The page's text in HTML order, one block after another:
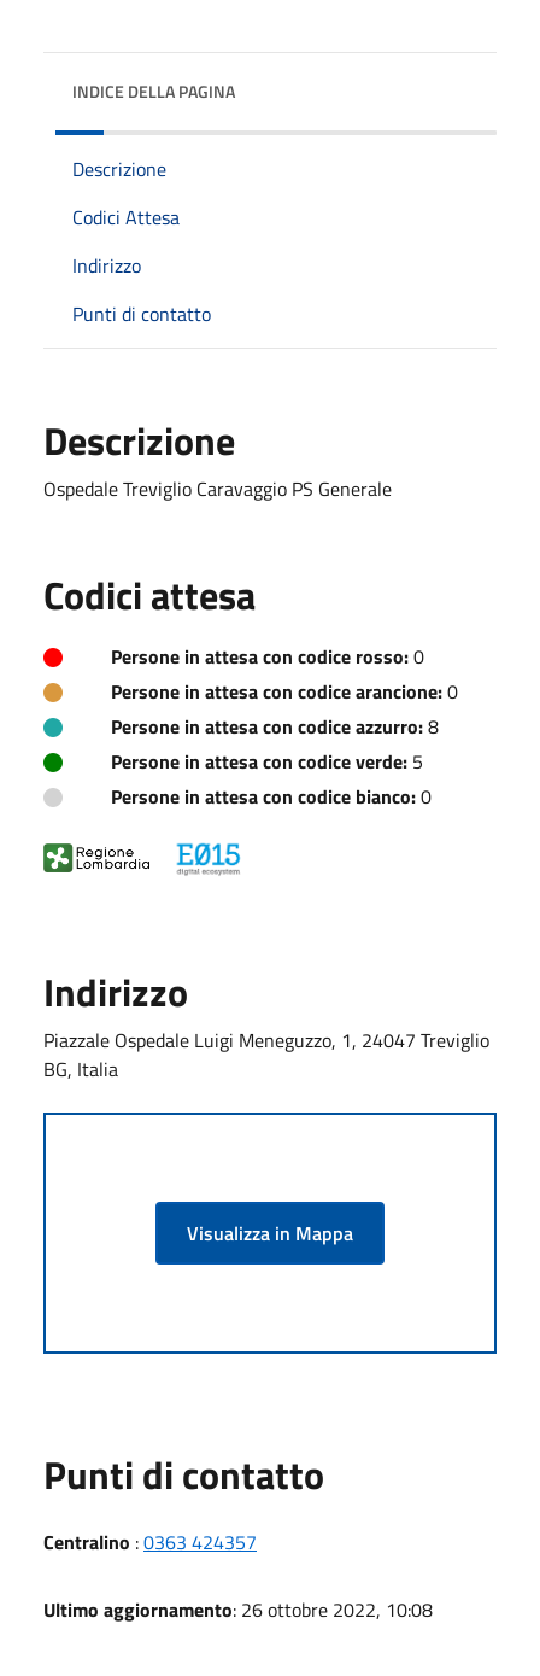
INDICE DELLA PAGINA
Descrizione
Codici Attesa
Indirizzo
Punti di contatto
Descrizione
Ospedale Treviglio Caravaggio PS Generale
Codici attesa
Persone in attesa con codice rosso:0
Persone in attesa con codice arancione:0
Persone in attesa con codice azzurro:8
Persone in attesa con codice verde: 5
Persone in attesa con codice bianco:0
Indirizzo
Piazzale Ospedale Luigi Meneguzzo, 1, 24047 Treviglio
BG, Italia
Visualizza in Mappa
Punti di contatto
Centralino :0363 424357
Ultimo aggiornamento: 26 ottobre 2022, 10:08